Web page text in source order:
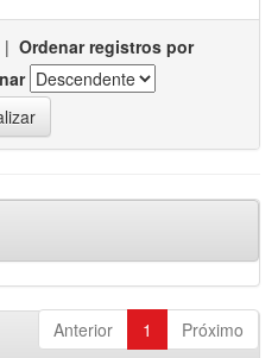
| Ordenar registros por
Anterior 1 Próximo